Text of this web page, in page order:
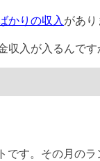
かりの収入 があり
入が入るんです
です。その月の